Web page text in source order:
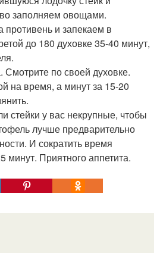
заполняем овощами.
и запекаем в
до 180 духовке 35-40 минут,
по своей духовке.
на время, а минут за 15-20
стейки у вас некрупные, чтобы
лучше предварительно
И сократить время
минут. Приятного аппетита.